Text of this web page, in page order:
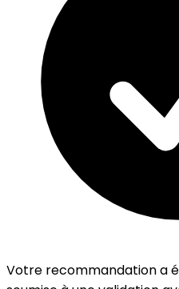
Votre recommandation a